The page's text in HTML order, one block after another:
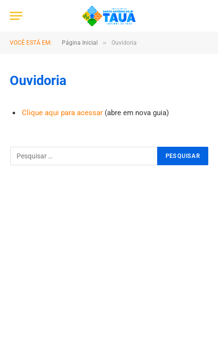
VOCÊ ESTÁ EM: Página Inicial » Ouvidoria
Ouvidoria
Clique aqui para acessar (abre em nova guia)